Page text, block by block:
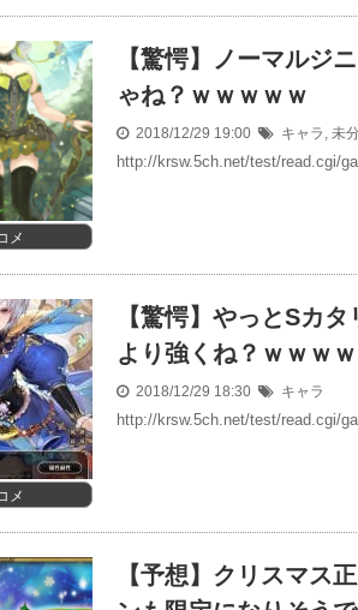
メ
【驚愕】ノーマルジ
ゃね？ｗｗｗｗｗ
2018/12/29 19:00 キャラ , 未
http://krsw.5ch.net/test/read.cgi/
メ
【驚愕】やっとSカ
より強くね？ｗｗｗ
2018/12/29 18:30 キャラ
http://krsw.5ch.net/test/read.cgi/
【予想】クリスマス